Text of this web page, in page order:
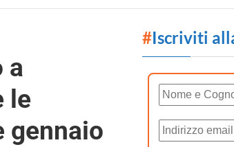
a
le
gennaio
#Iscriviti